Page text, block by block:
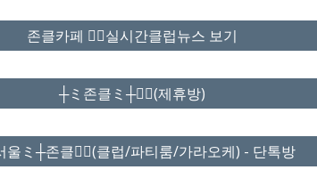
존클카페 ❤️‍🔥실시간클럽뉴스 보기
┼ミ존클ミ┼❤️‍🔥(제휴방)
울ミ┼존클❤️‍🔥(클럽/파티룸/가라오케) - 단톡방